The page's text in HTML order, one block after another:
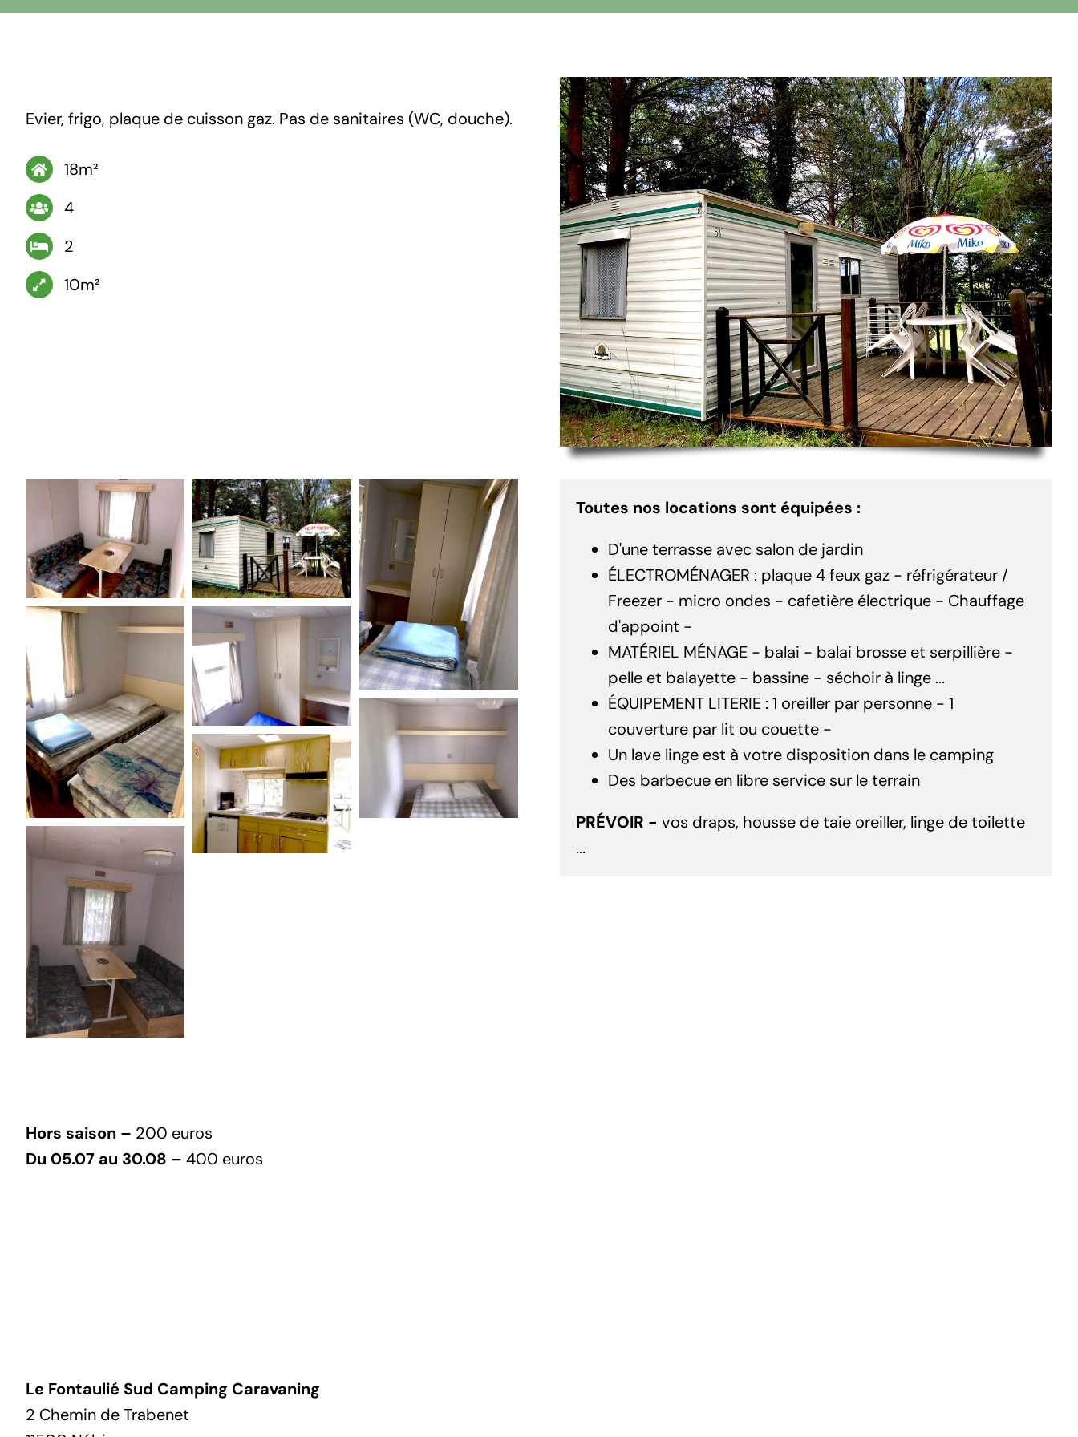
Evier, frigo, plaque de cuisson gaz. Pas de sanitaires (WC, douche).
18m²
4
2
10m²
Toutes nos locations sont équipées :
D'une terrasse avec salon de jardin
ÉLECTROMÉNAGER : plaque 4 feux gaz - réfrigérateur /
Freezer - micro ondes - cafetière électrique - Chauffage
d'appoint -
MATÉRIEL MÉNAGE - balai - balai brosse et serpillière -
pelle et balayette - bassine - séchoir à linge ...
ÉQUIPEMENT LITERIE : 1 oreiller par personne - 1
couverture par lit ou couette -
Un lave linge est à votre disposition dans le camping
Des barbecue en libre service sur le terrain
PRÉVOIR - vos draps, housse de taie oreiller, linge de toilette
...
Hors saison – 200 euros
Du 05.07 au 30.08 – 400 euros
Le Fontaulié Sud Camping Caravaning
2 Chemin de Trabenet